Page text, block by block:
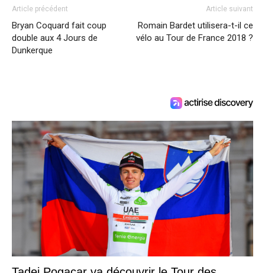
Article précédent
Bryan Coquard fait coup
double aux 4 Jours de
Dunkerque
Article suivant
Romain Bardet utilisera-t-il ce
vélo au Tour de France 2018 ?